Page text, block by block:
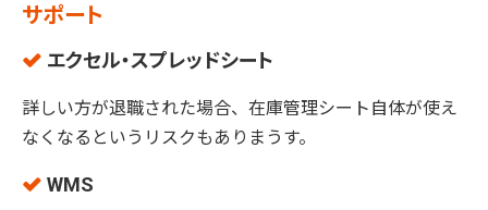
サポート
エクセル・スプレッドシート
詳しい方が退職された場合、在庫管理シート自体が使え
なくなるというリスクもありまうす。
WMS